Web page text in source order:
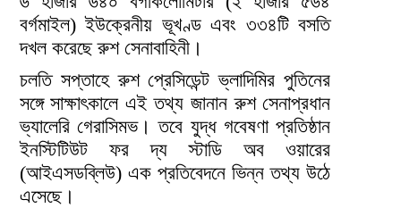
বর্গমাইল) ইউক্রেনীয় ভূখণ্ড এবং ৩৩৪টি বসতি
দখল করেছে রুশ সেনাবাহিনী।
চলতি সপ্তাহে রুশ প্রেসিডেন্ট ভ্লাদিমির পুতিনের
সঙ্গে সাক্ষাৎকালে এই তথ্য জানান রুশ সেনাপ্রধান
ভ্যালেরি গেরাসিমভ। তবে যুদ্ধ গবেষণা প্রতিষ্ঠান
ইনস্টিটিউট ফর দ্য স্টাডি অব ওয়ারের
(আইএসডব্লিউ) এক প্রতিবেদনে ভিন্ন তথ্য উঠে
এসেছে।